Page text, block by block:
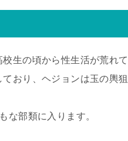
生の頃から性生活が荒れて
おり、ヘジョンは玉の輿
な部類に入ります。